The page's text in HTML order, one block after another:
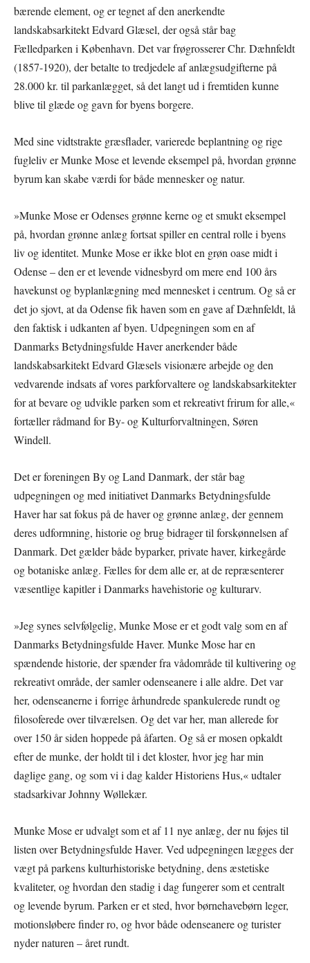
bærende element, og er tegnet af den anerkendte
landskabsarkitekt Edvard Glæsel, der også står bag
Fælledparken i København. Det var frøgrosserer Chr. Dæhnfeldt
(1857-1920), der betalte to tredjedele af anlægsudgifterne på
28.000 kr. til parkanlægget, så det langt ud i fremtiden kunne
blive til glæde og gavn for byens borgere.
Med sine vidtstrakte græsflader, varierede beplantning og rige
fugleliv er Munke Mose et levende eksempel på, hvordan grønne
byrum kan skabe værdi for både mennesker og natur.
»Munke Mose er Odenses grønne kerne og et smukt eksempel
på, hvordan grønne anlæg fortsat spiller en central rolle i byens
liv og identitet. Munke Mose er ikke blot en grøn oase midt i
Odense – den er et levende vidnesbyrd om mere end 100 års
havekunst og byplanlægning med mennesket i centrum. Og så er
det jo sjovt, at da Odense fik haven som en gave af Dæhnfeldt, lå
den faktisk i udkanten af byen. Udpegningen som en af
Danmarks Betydningsfulde Haver anerkender både
landskabsarkitekt Edvard Glæsels visionære arbejde og den
vedvarende indsats af vores parkforvaltere og landskabsarkitekter
for at bevare og udvikle parken som et rekreativt frirum for alle,«
fortæller rådmand for By- og Kulturforvaltningen, Søren
Windell.
Det er foreningen By og Land Danmark, der står bag
udpegningen og med initiativet Danmarks Betydningsfulde
Haver har sat fokus på de haver og grønne anlæg, der gennem
deres udformning, historie og brug bidrager til forskønnelsen af
Danmark. Det gælder både byparker, private haver, kirkegårde
og botaniske anlæg. Fælles for dem alle er, at de repræsenterer
væsentlige kapitler i Danmarks havehistorie og kulturarv.
»Jeg synes selvfølgelig, Munke Mose er et godt valg som en af
Danmarks Betydningsfulde Haver. Munke Mose har en
spændende historie, der spænder fra vådområde til kultivering og
rekreativt område, der samler odenseanere i alle aldre. Det var
her, odenseanerne i forrige århundrede spankulerede rundt og
filosoferede over tilværelsen. Og det var her, man allerede for
over 150 år siden hoppede på åfarten. Og så er mosen opkaldt
efter de munke, der holdt til i det kloster, hvor jeg har min
daglige gang, og som vi i dag kalder Historiens Hus,« udtaler
stadsarkivar Johnny Wøllekær.
Munke Mose er udvalgt som et af 11 nye anlæg, der nu føjes til
listen over Betydningsfulde Haver. Ved udpegningen lægges der
vægt på parkens kulturhistoriske betydning, dens æstetiske
kvaliteter, og hvordan den stadig i dag fungerer som et centralt
og levende byrum. Parken er et sted, hvor børnehavebørn leger,
motionsløbere finder ro, og hvor både odenseanere og turister
nyder naturen – året rundt.